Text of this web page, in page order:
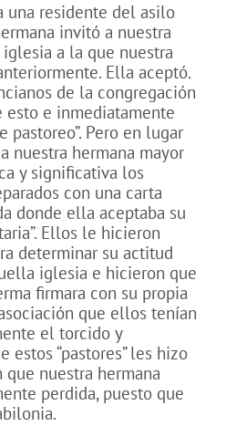
una residente del asilo
invitó a nuestra
a la que nuestra
Ella aceptó.
de la congregación
esto e inmediatamente
pastoreo”. Pero en lugar
nuestra hermana mayor
y significativa los
con una carta
donde ella aceptaba su
Ellos le hicieron
determinar su actitud
iglesia e hicieron que
firmara con su propia
que ellos tenían
el torcido y
estos “pastores” les hizo
nuestra hermana
perdida, puesto que